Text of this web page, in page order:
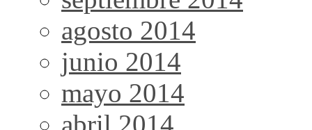
agosto 2014
junio 2014
mayo 2014
abril 2014